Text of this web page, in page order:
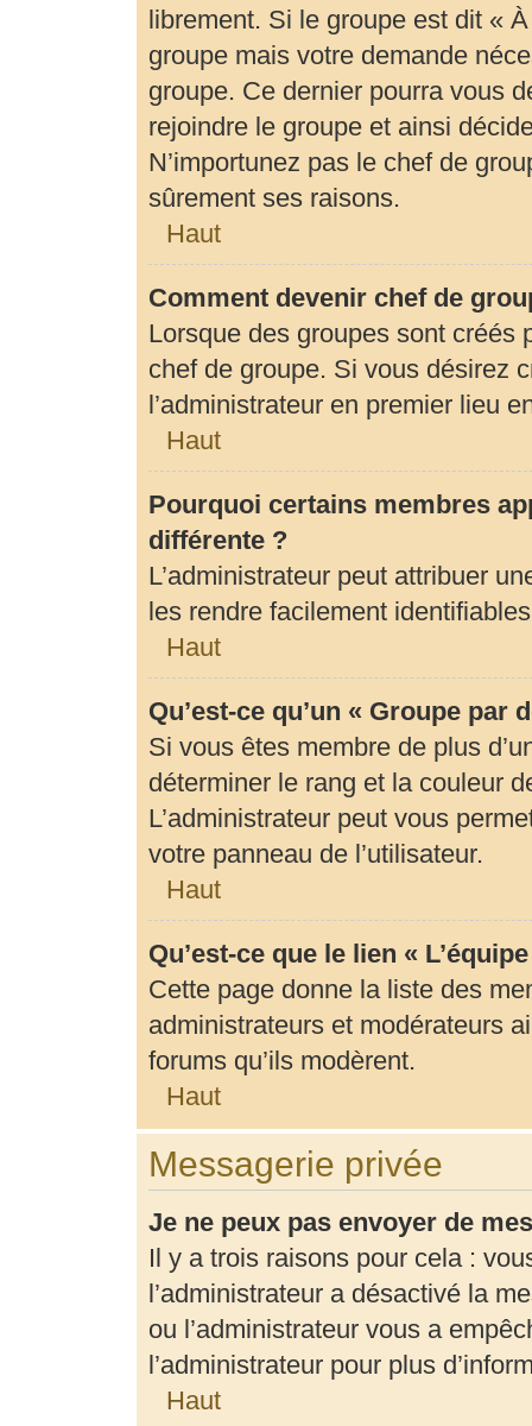
librement. Si le groupe est dit «
groupe mais votre demande
groupe. Ce dernier pourra vous
rejoindre le groupe et ainsi
N’importunez pas le chef de
sûrement ses raisons.
Haut
Comment devenir chef de
Lorsque des groupes sont créés
chef de groupe. Si vous désirez
l’administrateur en premier lieu
Haut
Pourquoi certains membres
différente ?
L’administrateur peut attribuer
les rendre facilement
Haut
Qu’est-ce qu’un « Groupe par
Si vous êtes membre de plus
déterminer le rang et la couleur
L’administrateur peut vous
votre panneau de l’utilisateur.
Haut
Qu’est-ce que le lien «
Cette page donne la liste des
administrateurs et modérateurs
forums qu’ils modèrent.
Haut
Messagerie privée
Je ne peux pas envoyer de
Il y a trois raisons pour cela :
l’administrateur a désactivé la
ou l’administrateur vous a
l’administrateur pour plus
Haut